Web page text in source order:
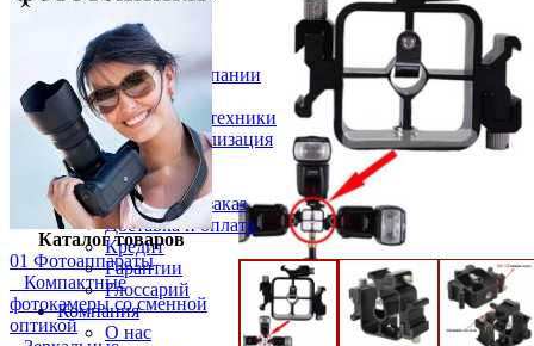
Аксессуары
Слухи
Новости компании
Услуги
Прокат фототехники
Выкуп и реализация
Покупателям
Акции
Как сделать заказ
Доставка и оплата
Кредит
Гарантии
Глоссарий
Компания
О нас
Каталог товаров
01 Фотоаппараты
Компактные
фотокамеры со сменной
оптикой